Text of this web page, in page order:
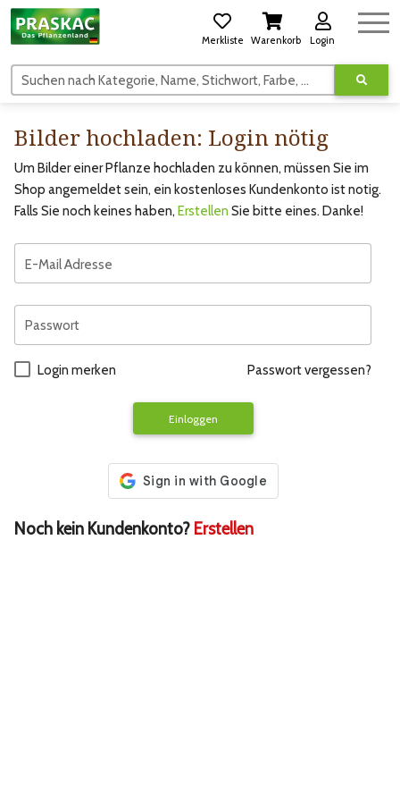
Merkliste Warenkorb Login
Suchen nach Kategorie, Name, Stichwort, Farbe, usw.
Bilder hochladen: Login nötig
Um Bilder einer Pflanze hochladen zu können, müssen Sie im
Shop angemeldet sein, ein kostenloses Kundenkonto ist notig.
Falls Sie noch keines haben, Erstellen Sie bitte eines. Danke!
E-Mail Adresse
Passwort
Login merken Passwort vergessen?
Einloggen
Noch kein Kundenkonto? Erstellen